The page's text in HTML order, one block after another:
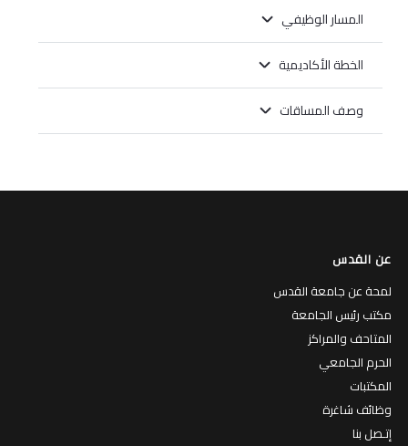
المسار الوظيفي
الخطة الأكاديمية
وصف المساقات
عن القدس
لمحة عن جامعة القدس
مكتب رئيس الجامعة
المتاحف والمراكز
الحرم الجامعي
المكتبات
وظائف شاغرة
إتـصل بنا